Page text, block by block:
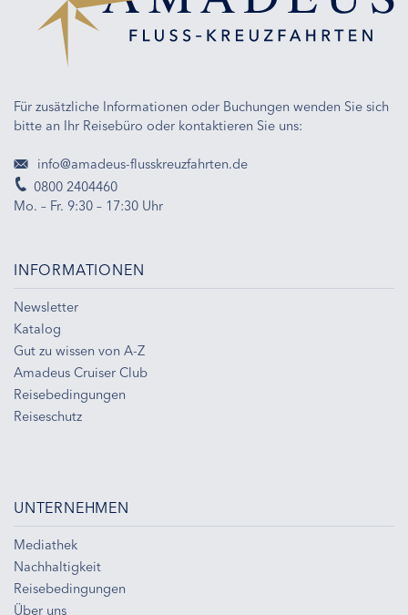
Für zusätzliche Informationen oder Buchungen wenden Sie sich
bitte an Ihr Reisebüro oder kontaktieren Sie uns:
info@amadeus-flusskreuzfahrten.de
0800 2404460
Mo. – Fr. 9:30 – 17:30 Uhr
INFORMATIONEN
Newsletter
Katalog
Gut zu wissen von A-Z
Amadeus Cruiser Club
Reisebedingungen
Reiseschutz
UNTERNEHMEN
Mediathek
Nachhaltigkeit
Reisebedingungen
Über uns